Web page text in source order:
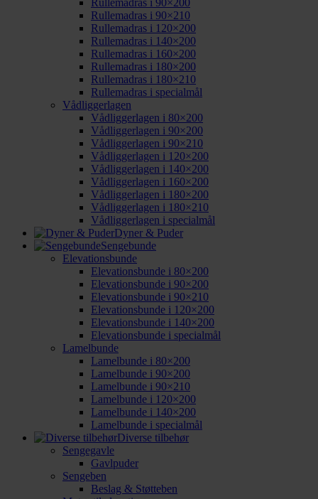
Rullemadras i 90×200
Rullemadras i 90×210
Rullemadras i 120×200
Rullemadras i 140×200
Rullemadras i 160×200
Rullemadras i 180×200
Rullemadras i 180×210
Rullemadras i specialmål
Vådliggerlagen
Vådliggerlagen i 80×200
Vådliggerlagen i 90×200
Vådliggerlagen i 90×210
Vådliggerlagen i 120×200
Vådliggerlagen i 140×200
Vådliggerlagen i 160×200
Vådliggerlagen i 180×200
Vådliggerlagen i 180×210
Vådliggerlagen i specialmål
Dyner & Puder
Sengebunde
Elevationsbunde
Elevationsbunde i 80×200
Elevationsbunde i 90×200
Elevationsbunde i 90×210
Elevationsbunde i 120×200
Elevationsbunde i 140×200
Elevationsbunde i specialmål
Lamelbunde
Lamelbunde i 80×200
Lamelbunde i 90×200
Lamelbunde i 90×210
Lamelbunde i 120×200
Lamelbunde i 140×200
Lamelbunde i specialmål
Diverse tilbehør
Sengegavle
Gavlpuder
Sengeben
Beslag & Støtteben